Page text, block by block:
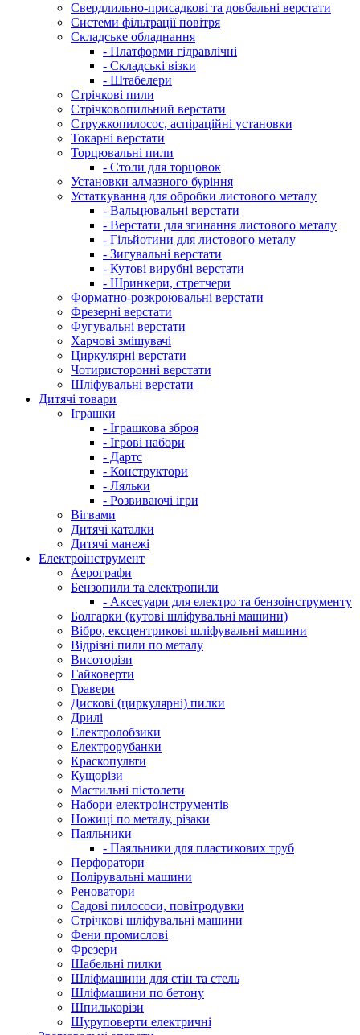
Свердлильно-присадкові та довбальні верстати
Системи фільтрації повітря
Складське обладнання
- Платформи гідравлічні
- Складські візки
- Штабелери
Стрічкові пили
Стрічковопильний верстати
Стружкопилосос, аспіраційні установки
Токарні верстати
Торцювальні пили
- Столи для торцовок
Установки алмазного буріння
Устаткування для обробки листового металу
- Вальцювальні верстати
- Верстати для згинання листового металу
- Гільйотини для листового металу
- Зигувальні верстати
- Кутові вирубні верстати
- Шринкери, стретчери
Форматно-розкроювальні верстати
Фрезерні верстати
Фугувальні верстати
Харчові змішувачі
Циркулярні верстати
Чотиристоронні верстати
Шліфувальні верстати
Дитячі товари
Іграшки
- Іграшкова зброя
- Ігрові набори
- Дартс
- Конструктори
- Ляльки
- Розвиваючі ігри
Вігвами
Дитячі каталки
Дитячі манежі
Електроінструмент
Аерографи
Бензопили та електропили
- Аксесуари для електро та бензоінструменту
Болгарки (кутові шліфувальні машини)
Вібро, ексцентрикові шліфувальні машини
Відрізні пили по металу
Висоторізи
Гайковерти
Гравери
Дискові (циркулярні) пилки
Дрилі
Електролобзики
Електрорубанки
Краскопульти
Кущорізи
Мастильні пістолети
Набори електроінструментів
Ножиці по металу, різаки
Паяльники
- Паяльники для пластикових труб
Перфоратори
Полірувальні машини
Реноватори
Садові пилососи, повітродувки
Стрічкові шліфувальні машини
Фени промислові
Фрезери
Шабельні пилки
Шліфмашини для стін та стель
Шліфмашини по бетону
Шпилькорізи
Шуруповерти електричні